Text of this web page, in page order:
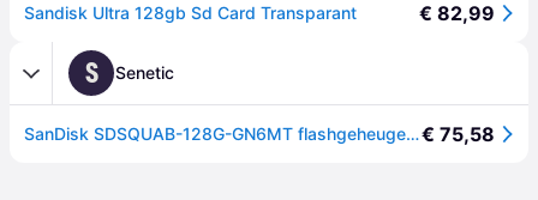
Sandisk Ultra 128gb Sd Card Transparant € 82,99
S Senetic
SanDisk SDSQUAB-128G-GN6MT flashgeheugen 128 GB SDSQUAB-128G-GN6MT€ 75,58